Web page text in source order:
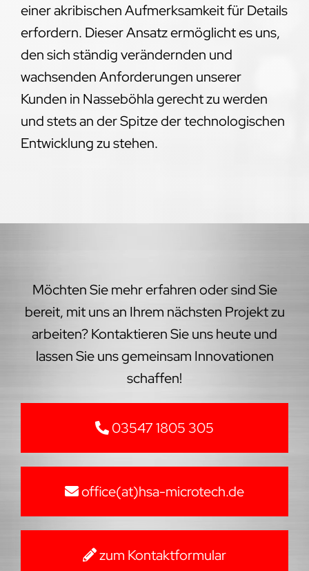
einer akribischen Aufmerksamkeit für Details
erfordern. Dieser Ansatz ermöglicht es uns,
den sich ständig verändernden und
wachsenden Anforderungen unserer
Kunden in Nasseböhla gerecht zu werden
und stets an der Spitze der technologischen
Entwicklung zu stehen.
Möchten Sie mehr erfahren oder sind Sie
bereit, mit uns an Ihrem nächsten Projekt zu
arbeiten? Kontaktieren Sie uns heute und
lassen Sie uns gemeinsam Innovationen
schaffen!
03547 1805 305
office(at)hsa-microtech.de
zum Kontaktformular